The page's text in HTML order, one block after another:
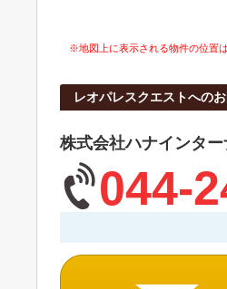
※地図上に表示される物件の位置
レオパレスクエストへの
株式会社ハナインタ
044-